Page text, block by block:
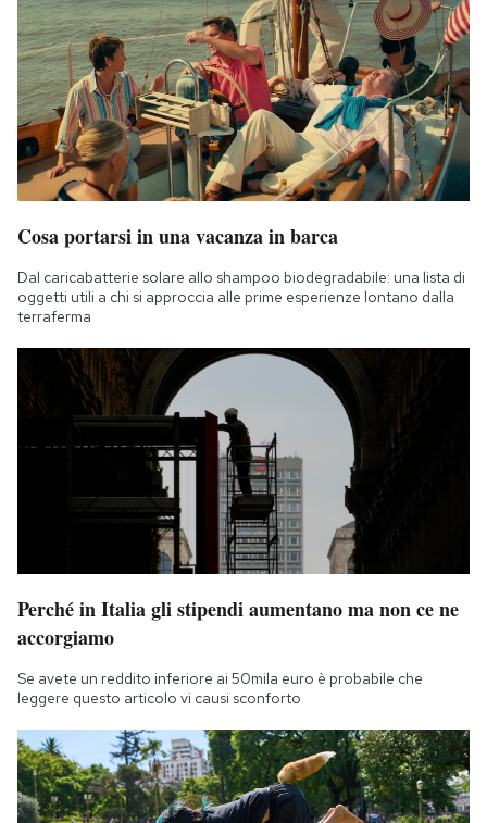
Cosa portarsi in una vacanza in barca
Dal caricabatterie solare allo shampoo biodegradabile: una lista di
oggetti utili a chi si approccia alle prime esperienze lontano dalla
terraferma
Perché in Italia gli stipendi aumentano ma non ce ne
accorgiamo
Se avete un reddito inferiore ai 50mila euro è probabile che
leggere questo articolo vi causi sconforto